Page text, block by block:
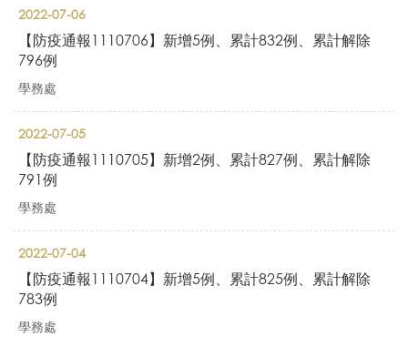
2022-07-06
【防疫通報1110706】新增5例、累計832例、累計解除
796例
學務處
2022-07-05
【防疫通報1110705】新增2例、累計827例、累計解除
791例
學務處
2022-07-04
【防疫通報1110704】新增5例、累計825例、累計解除
783例
學務處